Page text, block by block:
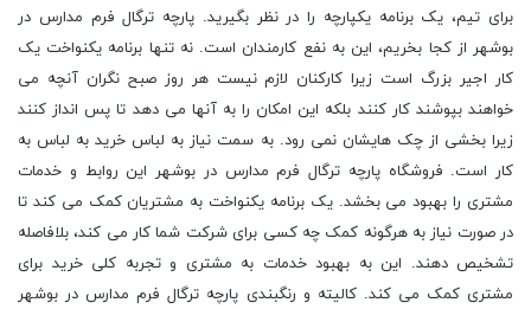
برای تیم، یک برنامه یکپارچه را در نظر بگیرید. پارچه ترگال فرم مدارس در
بوشهر از کجا بخریم، این به نفع کارمندان است. نه تنها برنامه یکنواخت یک
کار اجیر بزرگ است زیرا کارکنان لازم نیست هر روز صبح نگران آنچه می
خواهند بپوشند کار کنند بلکه این امکان را به آنها می دهد تا پس انداز کنند
زیرا بخشی از چک هایشان نمی رود. به سمت نیاز به لباس خرید به لباس به
کار است. فروشگاه پارچه ترگال فرم مدارس در بوشهر این روابط و خدمات
مشتری را بهبود می بخشد. یک برنامه یکنواخت به مشتریان کمک می کند تا
در صورت نیاز به هرگونه کمک چه کسی برای شرکت شما کار می کند، بلافاصله
تشخیص دهند. این به بهبود خدمات به مشتری و تجربه کلی خرید برای
مشتری کمک می کند. کالیته و رنگبندی پارچه ترگال فرم مدارس در بوشهر